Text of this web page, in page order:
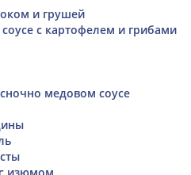
и грушей
с картофелем и грибами
медовом соусе